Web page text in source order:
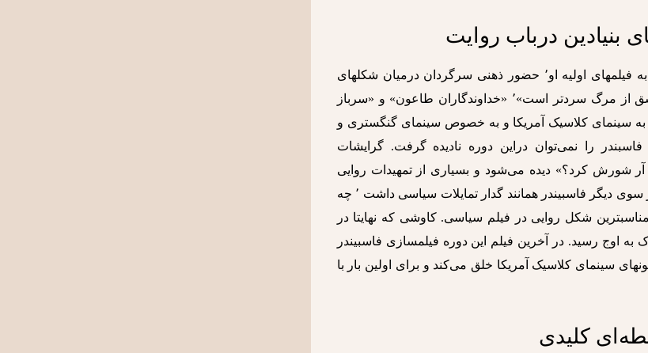
بنیادین درباب روایت
فاسبیندر اولین فیلم بلندش را در ۱۹۶۹ ساخت. نگاهی به فیلمهای اولیه او٬ حضور ذهنی سرگردان درمیان شکلهای
روایی غالب را نمایش می‌دهد. در سه فیلم بلندش «عشق از مرگ سردتر است»٬ «خداوندگاران طاعون» و «سرباز
همه به سینمای کلاسیک آمریکا و به خصوص سینمای گنگستری و
بر سینمای فاسبندر را نمی‌توان دراین دوره نادیده گرفت. گرایشات
شورش کرد؟» دیده می‌شود و بسیاری از تمهیدات روایی
«سرباز آمریکایی» ٬ «ازنفس‌افتاده» را تداعی می‌کنند. از سوی دیگر فاسبیندر همانند گدار تمایلات سیاسی داشت ٬ چه
شکل روایی در فیلم سیاسی. کاوشی که نهایتا در
اوج رسید. در آخرین فیلم این دوره فیلمسازی فاسبیندر
سینمای کلاسیک آمریکا خلق می‌کند و برای اولین بار با
کلیدی